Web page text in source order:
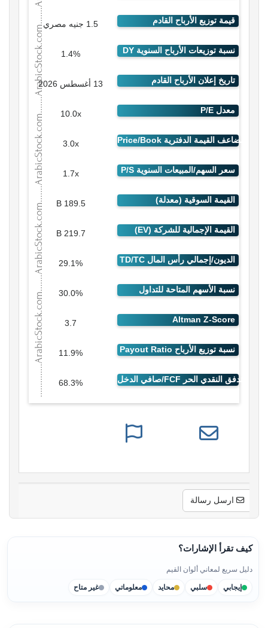
1.5 جنيه مصري
1.4%
13 أغسطس 2026
10.0x
3.0x
1.7x
189.5 B
219.7 B
29.1%
30.0%
3.7
11.9%
68.3%
ارسل رسالة
كيف تقرأ الإشارات؟
دليل سريع لمعاني ألوان القيم
إيجابي سلبي محايد معلوماتي غير متاح